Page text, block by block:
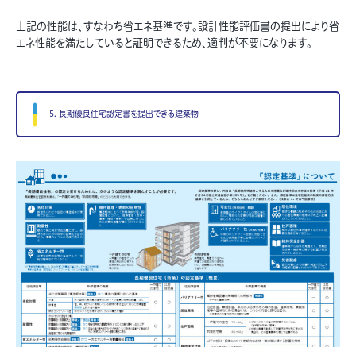
上記の性能は、すなわち省エネ基準です。設計性能評価書の提出により省
エネ性能を満たしていると証明できるため、適判が不要になります。
5. 長期優良住宅認定書を提出できる建築物